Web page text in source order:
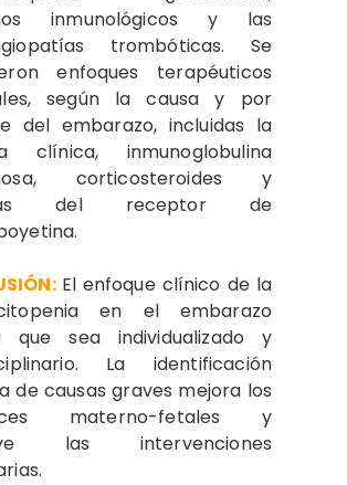
inmunológicos y las
trombóticas. Se
enfoques terapéuticos
según la causa y por
del embarazo, incluidas la
clínica, inmunoglobulina
corticosteroides y
del receptor de
El enfoque clínico de la
en el embarazo
que sea individualizado y
La identificación
de causas graves mejora los
materno-fetales y
las intervenciones